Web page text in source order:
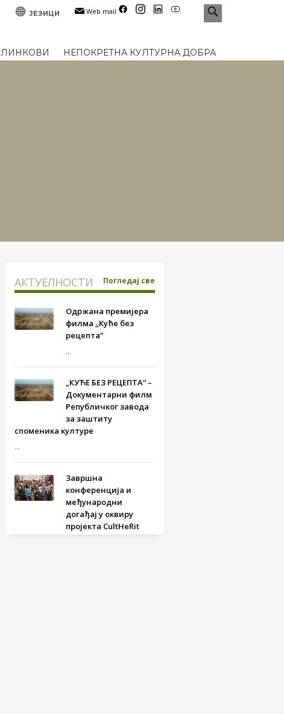
Web mail
ЈЕЗИЦИ
ЛИНКОВИ НЕПОКРЕТНА КУЛТУРНА ДОБРА
АКТУЕЛНОСТИ Погледај све
Одржана премијера
филма „Куће без
рецепта“
...
„КУЋЕ БЕЗ РЕЦЕПТА“ –
Документарни филм
Републичког завода
за заштиту
споменика културе
...
Завршна
конференција и
међународни
догађај у оквиру
пројекта CultHeRit